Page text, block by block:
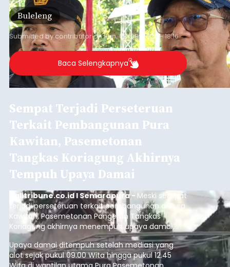
jalan desa yang rusak hingga potensi pertanian
yang belum optimal, semuanya menjadi
perhatian pemerintah daerah.
Buleleng
Submitted bycontributoronSun, 08/09/2026 - 18:16
Baca Selengkapnya
Sempat Terjadi Perseteruan
Terkait Pembangunan Pura
Kawitan, Pasemetonan
Tangkas Koriagung Akhirnya
Tempuh Upaya Damai
balitribune.co.id I Semarapura - Meski sempat
terjadi perseteruan terkait pembangunan di Pura
Kawitan, Pasemetonan Pangeran Tangkas
Koriagung akhirnya menempuh upaya damai,
pada Minggu (9/8/2026).
Upaya damai ditempuh setelah mediasi yang
alot sejak pukul 09.00 Wita hingga pukul 12.45